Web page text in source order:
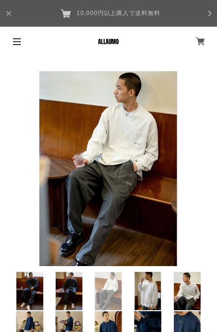
10,000円以上購入で送料無料